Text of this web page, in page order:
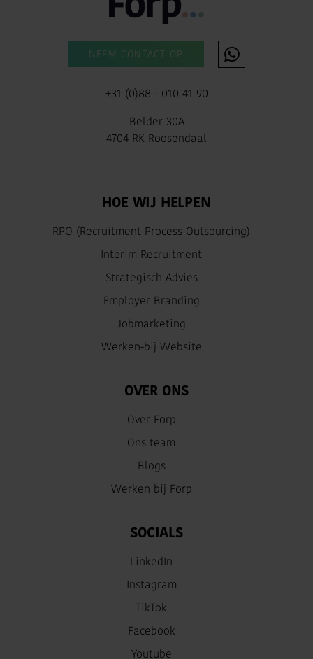
NEEM CONTACT OP
+31 (0)88 - 010 41 90
Belder 30A
4704 RK Roosendaal
HOE WIJ HELPEN
RPO (Recruitment Process Outsourcing)
Interim Recruitment
Strategisch Advies
Employer Branding
Jobmarketing
Werken-bij Website
OVER ONS
Over Forp
Ons team
Blogs
Werken bij Forp
SOCIALS
LinkedIn
Instagram
TikTok
Facebook
Youtube